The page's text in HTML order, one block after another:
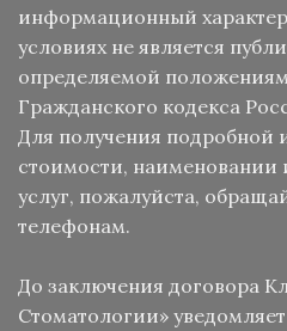
информационный
условиях не является
определяемой
Гражданского кодекса
Для получения
стоимости, наименовании
услуг, пожалуйста,
телефонам.
До заключения договора
Стоматологии»